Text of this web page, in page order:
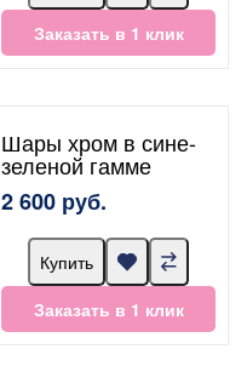
Заказать в 1 клик
Шары хром в сине-
зеленой гамме
2 600 руб.
Купить
Заказать в 1 клик